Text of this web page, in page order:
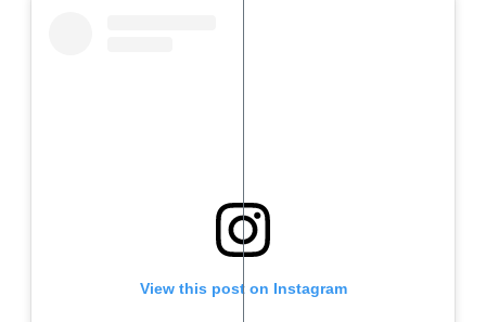
View this post on Instagram